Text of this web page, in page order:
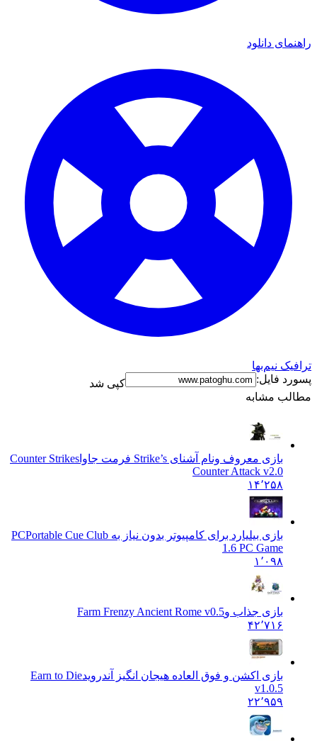
راهنمای دانلود
ترافیک نیم‌بها
پسورد فایل:
کپی شد
مطالب مشابه
بازی معروف ونام آشنای Strike’s فرمت جاوا
Counter Strikes
Counter Attack v2.0
۱۴٬۲۵۸
بازی بیلیارد برای کامپیوتر بدون نیاز به PC Portable Cue Club
1.6 PC Game
۱٬۰۹۸
بازی جذاب وFarm Frenzy Ancient Rome v0.5
۴۲٬۷۱۶
بازی اکشن و فوق العاده هیجان انگیز آندرویدEarn to Die
v1.0.5
۲۲٬۹۵۹